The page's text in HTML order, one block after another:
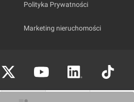
Polityka Prywatności
Marketing nieruchomości